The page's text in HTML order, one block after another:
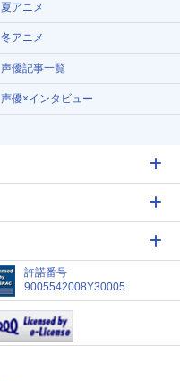
夏アニメ
冬アニメ
声優記事一覧
声優×インタビュー
許諾番号
9005542008Y30005